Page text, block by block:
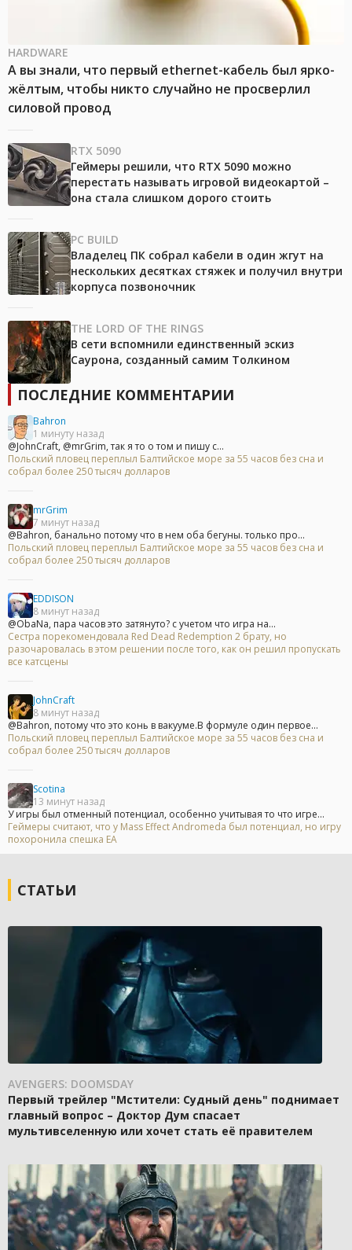
HARDWARE
А вы знали, что первый ethernet-кабель был ярко-
жёлтым, чтобы никто случайно не просверлил
силовой провод
RTX 5090
Геймеры решили, что RTX 5090 можно
перестать называть игровой видеокартой –
она стала слишком дорого стоить
PC BUILD
Владелец ПК собрал кабели в один жгут на
нескольких десятках стяжек и получил внутри
корпуса позвоночник
THE LORD OF THE RINGS
В сети вспомнили единственный эскиз
Саурона, созданный самим Толкином
ПОСЛЕДНИЕ КОММЕНТАРИИ
Bahron
1 минуту назад
@JohnCraft, @mrGrim, так я то о том и пишу с...
Польский пловец переплыл Балтийское море за 55 часов без сна и
собрал более 250 тысяч долларов
mrGrim
7 минут назад
@Bahron, банально потому что в нем оба бегуны. только про...
Польский пловец переплыл Балтийское море за 55 часов без сна и
собрал более 250 тысяч долларов
EDDISON
8 минут назад
@ObaNa, пара часов это затянуто? с учетом что игра на...
Сестра порекомендовала Red Dead Redemption 2 брату, но
разочаровалась в этом решении после того, как он решил пропускать
все катсцены
JohnCraft
8 минут назад
@Bahron, потому что это конь в вакууме.В формуле один первое...
Польский пловец переплыл Балтийское море за 55 часов без сна и
собрал более 250 тысяч долларов
Scotina
13 минут назад
У игры был отменный потенциал, особенно учитывая то что игре...
Геймеры считают, что у Mass Effect Andromeda был потенциал, но игру
похоронила спешка EA
СТАТЬИ
AVENGERS: DOOMSDAY
Первый трейлер "Мстители: Судный день" поднимает
главный вопрос – Доктор Дум спасает
мультивселенную или хочет стать её правителем